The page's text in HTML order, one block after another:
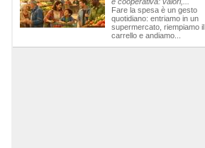
Fare la spesa è un gesto
quotidiano: entriamo in un
supermercato, riempiamo il
carrello e andiamo...